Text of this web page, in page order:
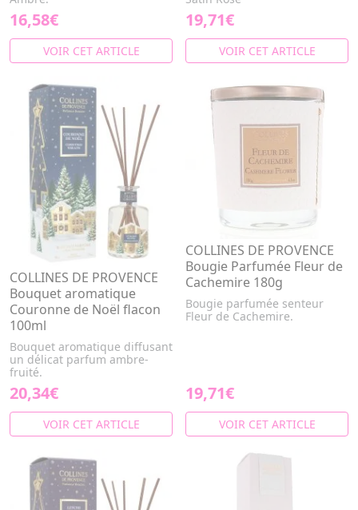
16,58€
VOIR CET ARTICLE
19,71€
VOIR CET ARTICLE
COLLINES DE PROVENCE
Bouquet aromatique
Couronne de Noël flacon
100ml
Bouquet aromatique diffusant
un délicat parfum ambre-
fruité.
20,34€
VOIR CET ARTICLE
COLLINES DE PROVENCE
Bougie Parfumée Fleur de
Cachemire 180g
Bougie parfumée senteur
Fleur de Cachemire.
19,71€
VOIR CET ARTICLE